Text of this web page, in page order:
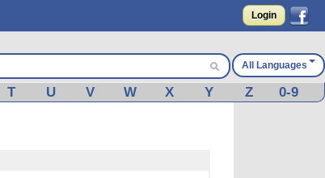
Login
All Languages
T U V W X Y Z 0-9